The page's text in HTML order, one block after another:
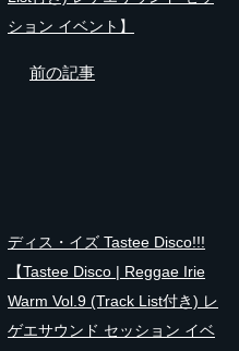
ション イベント】
前の記事
ディス・イズ Tastee Disco!!!
【Tastee Disco | Reggae Irie
Warm Vol.9 (Track List付き) レ
ゲエサウンド セッション イベ